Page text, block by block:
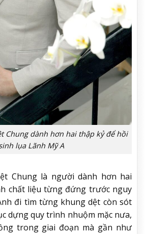
Chung dành hơn hai thập kỷ để hồi
lụa Lãnh Mỹ A
Chung là người dành hơn hai
chất liệu từng đứng trước nguy
đi tìm từng khung dệt còn sót
dựng quy trình nhuộm mặc nưa,
trong giai đoạn mà gần như